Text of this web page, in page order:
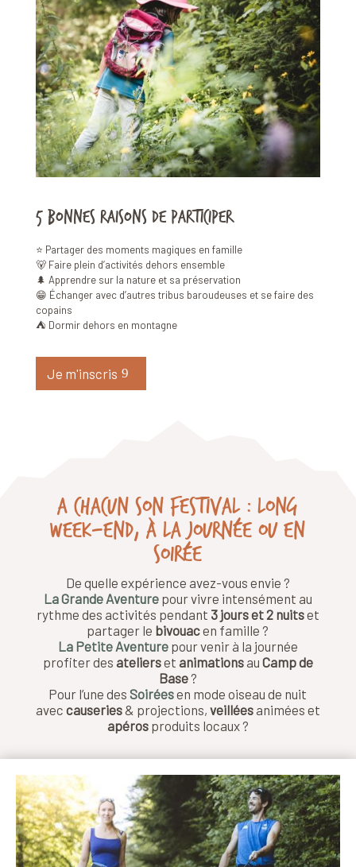
5 bonnes raisons de participer
⭐️ Partager des moments magiques en famille
🐻 Faire plein d’activités dehors ensemble
🌲 Apprendre sur la nature et sa préservation
😁 Échanger avec d’autres tribus baroudeuses et se faire des
copains
⛺️ Dormir dehors en montagne
Je m'inscris
A chacun son festival : long
week-end, à la journée ou en
soirée
De quelle expérience avez-vous envie ?
La Grande Aventurepour vivre intensément au
rythme des activités pendant 3 jours et 2 nuitset
partager le bivouacen famille ?
La Petite Aventurepour venir à la journée
profiter des atelierset animationsau Camp de
Base?
Pour l’une desSoiréesen mode oiseau de nuit
avec causeries& projections, veilléesanimées et
apérosproduits locaux ?